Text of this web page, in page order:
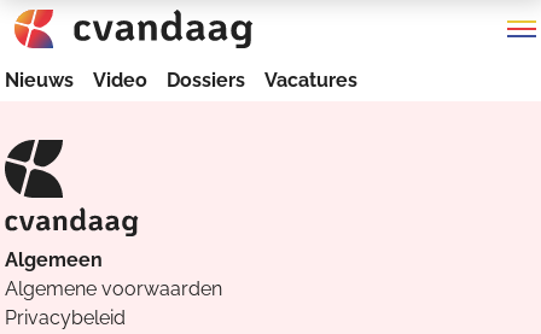
Nieuws Video Dossiers Vacatures
Algemeen
Algemene voorwaarden
Privacybeleid